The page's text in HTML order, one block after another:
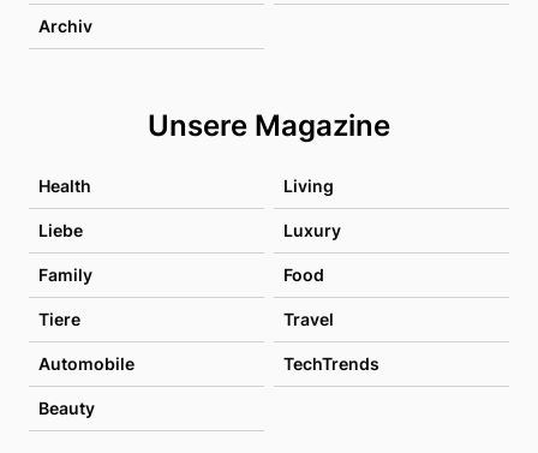
Archiv
Unsere Magazine
Health Living
Liebe Luxury
Family Food
Tiere Travel
Automobile TechTrends
Beauty